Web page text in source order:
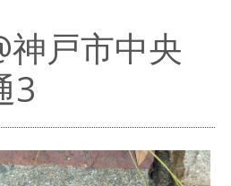
神戸市中央
3